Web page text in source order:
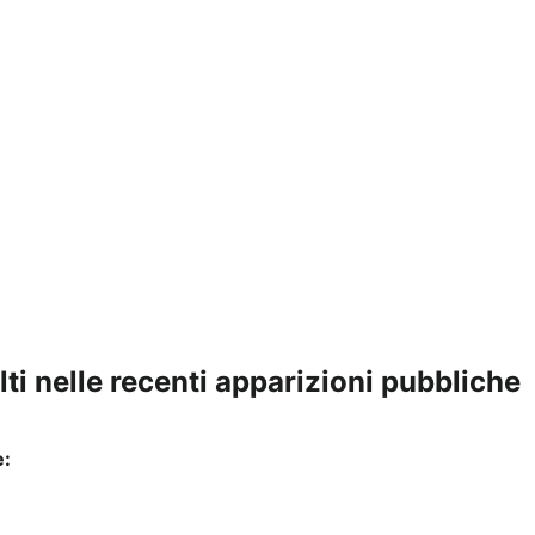
nelle recenti apparizioni pubbliche